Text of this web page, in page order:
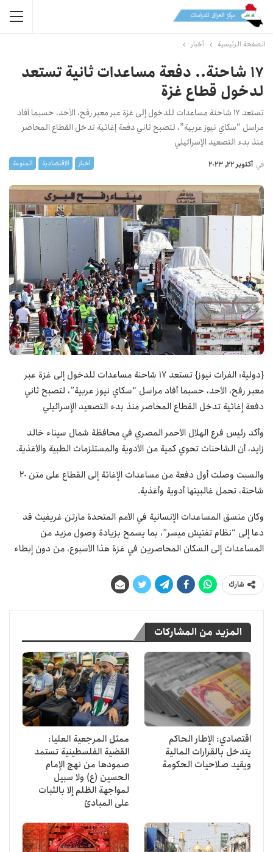
الصفحة الرئيسية أخبار
17 شاحنة.. دفعة مساعدات ثانية تستعد
لدخول قطاع غزة
تستعد 17 شاحنة مساعدات للدخول إلى غزة عبر معبر رفح، الأحد، حسبما أفاد
مراسل “سكاي نيوز عربية”، لتصبح ثاني دفعة إغاثية تدخل القطاع المحاصر
منذ بدء التصعيد الإسرائيلي
أخبار الاقتصادیة المنوعة في أكتوبر 22, 2023
{دولية: الفرات نيوز} تستعد 17 شاحنة مساعدات للدخول إلى غزة عبر
معبر رفح، الأحد، حسبما أفاد مراسل “سكاي نيوز عربية”، لتصبح ثاني
دفعة إغاثية تدخل القطاع المحاصر منذ بدء التصعيد الإسرائيلي
وأكد رئيس فرع الهلال الأحمر المصري في محافظة شمال سيناء خالد
زايد، أن الشاحنات تحوي كمية من الأدوية والمستلزمات الطبية والأغذية.
والسبت وصلت أول دفعة من مساعدات الإغاثة إلى القطاع على متن 20
شاحنة، تحمل غالبيتها أدوية وأغذية.
وكان منسق المساعدات الإنسانية في الأمم المتحدة مارتن غريفيث قد
دعا إلى “نظام تفتيش ميسر”، بما يسمح بزيادة وصول مزيد من
المساعدات إلى السكان المحاصرين في غزة هذا الأسبوع، من دون إبطاء
شارك
المزيد من المشاركات
اقتصادي: الإطار الحاكم
يتدخل بالقرارات المالية
ويقيد صلاحيات الحكومة
ممثل المرجعية العليا:
القضية الفلسطينية تستمد
صمودها من نهج الإمام
الحسين (ع) ولا سبيل
لمواجهة الظلم إلا بالثبات
على المبادئ